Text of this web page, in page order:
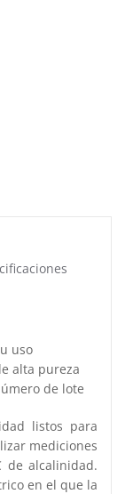
uso
alta pureza
de lote
listos para
mediciones
de alcalinidad.
en el que la